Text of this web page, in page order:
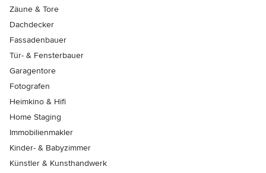
Zäune & Tore
Dachdecker
Fassadenbauer
Tür- & Fensterbauer
Garagentore
Fotografen
Heimkino & Hifi
Home Staging
Immobilienmakler
Kinder- & Babyzimmer
Künstler & Kunsthandwerk